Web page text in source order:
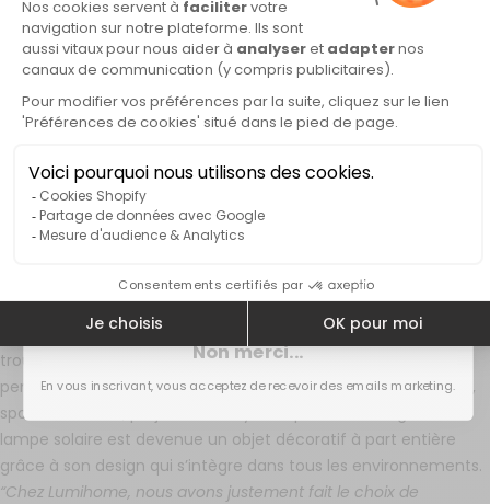
4 - Les solutions solaires ne sont pas
esthétiques
Encore une fois, cette idée est complètement fausse. Les
lampes solaires ont ajouté à leur grande praticité, un design
comparable aux solutions d’éclairage traditionnelles. Vous
trouverez de nombreux modèles, tous plus soignés et bien
pensés les uns que les autres. Bornes, appliques, lampes déco,
spots encastrés, projecteurs… il y en a pour tous les goûts. La
lampe solaire est devenue un objet décoratif à part entière
grâce à son design qui s’intègre dans tous les environnements.
“Chez Lumihome, nous avons justement fait le choix de
10% de remise 🎁
sur votre première commande
code promotionnel unique
Obtenir mon code‎
Non merci...
En vous inscrivant, vous acceptez de recevoir des emails marketing.